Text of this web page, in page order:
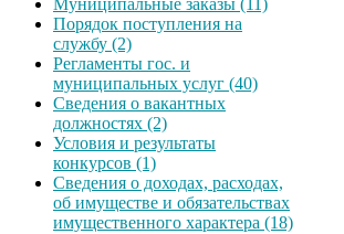
Муниципальные заказы (11)
Порядок поступления на
службу (2)
Регламенты гос. и
муниципальных услуг (40)
Сведения о вакантных
должностях (2)
Условия и результаты
конкурсов (1)
Сведения о доходах, расходах,
об имуществе и обязательствах
имущественного характера (18)